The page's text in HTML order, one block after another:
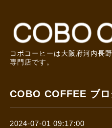
コボコーヒーは大阪府河内長
専門店です。
COBO COFFEE ブ
2024-07-01 09:17:00